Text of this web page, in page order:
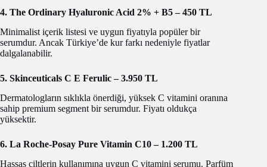
4. The Ordinary Hyaluronic Acid 2% + B5 – 450 TL
Minimalist içerik listesi ve uygun fiyatıyla popüler bir
serumdur. Ancak Türkiye’de kur farkı nedeniyle fiyatlar
dalgalanabilir.
5. Skinceuticals C E Ferulic – 3.950 TL
Dermatologların sıklıkla önerdiği, yüksek C vitamini oranına
sahip premium segment bir serumdur. Fiyatı oldukça
yüksektir.
6. La Roche-Posay Pure Vitamin C10 – 1.200 TL
Hassas ciltlerin kullanımına uygun C vitamini serumu. Parfüm